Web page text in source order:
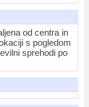
od centra in
s pogledom
sprehodi po